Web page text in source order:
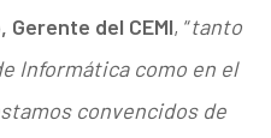
Gerente del CEMI, “tanto
Informática como en el
convencidos de